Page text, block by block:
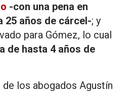
-con una pena en
25 años de cárcel-; y
para Gómez, lo cual
de hasta 4 años de
de los abogados Agustín